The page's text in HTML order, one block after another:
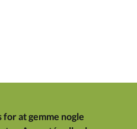
at gemme nogle